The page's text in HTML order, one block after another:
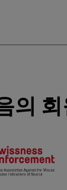
의